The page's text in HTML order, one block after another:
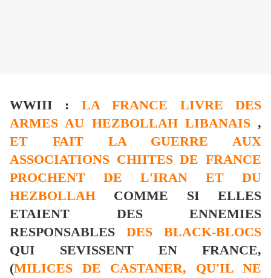
WWIII : LA FRANCE LIVRE DES
ARMES AU HEZBOLLAH LIBANAIS,
ET FAIT LA GUERRE AUX
ASSOCIATIONS CHIITES DE FRANCE
PROCHENT DE L'IRAN ET DU
HEZBOLLAH COMME SI ELLES
ETAIENT DES ENNEMIES
RESPONSABLES DES BLACK-BLOCS
QUI SEVISSENT EN FRANCE,
(MILICES DE CASTANER, QU'IL NE